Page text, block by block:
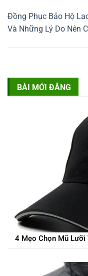
Đồng Phục Bảo Hộ
Và Những Lý Do Nên
BÀI MỚI ĐĂNG
4 Mẹo Chọn Mũ